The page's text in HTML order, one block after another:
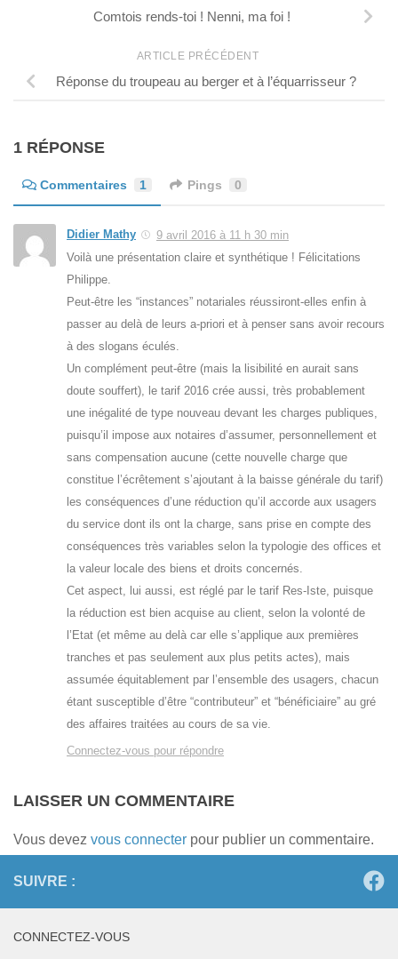
Comtois rends-toi ! Nenni, ma foi !
ARTICLE PRÉCÉDENT
Réponse du troupeau au berger et à l’équarrisseur ?
1 RÉPONSE
Commentaires 1 Pings 0
Didier Mathy
9 avril 2016 à 11 h 30 min
Voilà une présentation claire et synthétique ! Félicitations
Philippe.
Peut-être les “instances” notariales réussiront-elles enfin à
passer au delà de leurs a-priori et à penser sans avoir recours
à des slogans éculés.
Un complément peut-être (mais la lisibilité en aurait sans
doute souffert), le tarif 2016 crée aussi, très probablement
une inégalité de type nouveau devant les charges publiques,
puisqu’il impose aux notaires d’assumer, personnellement et
sans compensation aucune (cette nouvelle charge que
constitue l’écrêtement s’ajoutant à la baisse générale du tarif)
les conséquences d’une réduction qu’il accorde aux usagers
du service dont ils ont la charge, sans prise en compte des
conséquences très variables selon la typologie des offices et
la valeur locale des biens et droits concernés.
Cet aspect, lui aussi, est réglé par le tarif Res-Iste, puisque
la réduction est bien acquise au client, selon la volonté de
l’Etat (et même au delà car elle s’applique aux premières
tranches et pas seulement aux plus petits actes), mais
assumée équitablement par l’ensemble des usagers, chacun
étant susceptible d’être “contributeur” et “bénéficiaire” au gré
des affaires traitées au cours de sa vie.
Connectez-vous pour répondre
LAISSER UN COMMENTAIRE
Vous devez vous connecter pour publier un commentaire.
SUIVRE :
CONNECTEZ-VOUS